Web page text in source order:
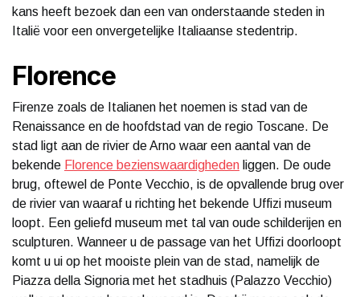
kans heeft bezoek dan een van onderstaande steden in
Italië voor een onvergetelijke Italiaanse stedentrip.
Florence
Firenze zoals de Italianen het noemen is stad van de
Renaissance en de hoofdstad van de regio Toscane. De
stad ligt aan de rivier de Arno waar een aantal van de
bekende Florence bezienswaardigheden liggen. De oude
brug, oftewel de Ponte Vecchio, is de opvallende brug over
de rivier van waaraf u richting het bekende Uffizi museum
loopt. Een geliefd museum met tal van oude schilderijen en
sculpturen. Wanneer u de passage van het Uffizi doorloopt
komt u ui op het mooiste plein van de stad, namelijk de
Piazza della Signoria met het stadhuis (Palazzo Vecchio)